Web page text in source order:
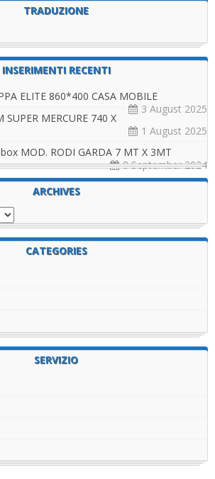
TRADUZIONE
INSERIMENTI RECENTI
ELITE 860*400 CASA MOBILE
3 August 2025
SUPER MERCURE 740 X
1 August 2025
MOD. RODI GARDA 7 MT X 3MT
8 September 2024
ARCHIVES
CATEGORIES
SERVIZIO